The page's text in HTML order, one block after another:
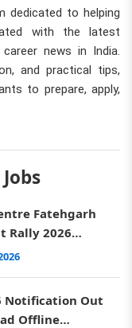
dedicated to helping
with the latest
news in India.
and practical tips,
to prepare, apply,
Fatehgarh
Rally 2026
Ditels
Notification Out
Offline